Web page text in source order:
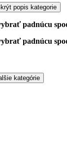
popis kategorie
padnúcu
padnúcu
kategórie